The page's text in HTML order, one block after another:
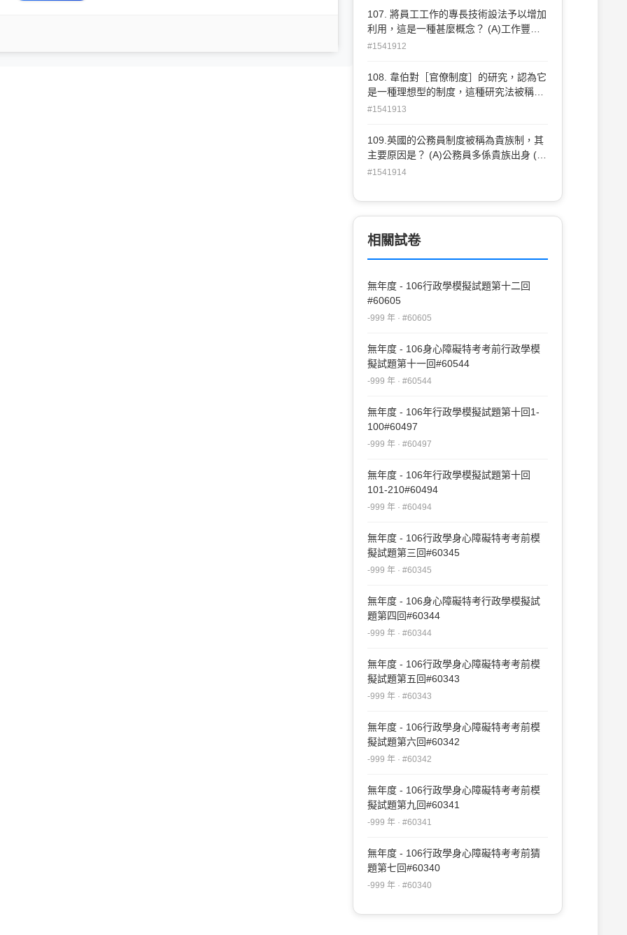
107. 將員工工作的專長技術設法予以增加
利用，這是一種甚麼概念？ (A)工作豐富
化 (B)目標管理 (C)工作擴大化 (D)無缺點
#1541912
108. 韋伯對［官僚制度］的研究，認為它
是一種理想型的制度，這種研究法被稱
為？ (A)模式性的研究法 (B)規範性的研究
#1541913
109.英國的公務員制度被稱為貴族制，其
主要原因是？ (A)公務員多係貴族出身 (B)
公務員應考的資格嚴格限制，多出身中上
把持 (D)公務員的地位崇高，如同貴族一
般
#1541914
相關試卷
無年度 - 106行政學模擬試題第十二回
#60605
-999 年 · #60605
無年度 - 106身心障礙特考考前行政學模
擬試題第十一回#60544
-999 年 · #60544
無年度 - 106年行政學模擬試題第十回1-
100#60497
-999 年 · #60497
無年度 - 106年行政學模擬試題第十回
101-210#60494
-999 年 · #60494
無年度 - 106行政學身心障礙特考考前模
擬試題第三回#60345
-999 年 · #60345
無年度 - 106身心障礙特考行政學模擬試
題第四回#60344
-999 年 · #60344
無年度 - 106行政學身心障礙特考考前模
擬試題第五回#60343
-999 年 · #60343
無年度 - 106行政學身心障礙特考考前模
擬試題第六回#60342
-999 年 · #60342
無年度 - 106行政學身心障礙特考考前模
擬試題第九回#60341
-999 年 · #60341
無年度 - 106行政學身心障礙特考考前猜
題第七回#60340
-999 年 · #60340